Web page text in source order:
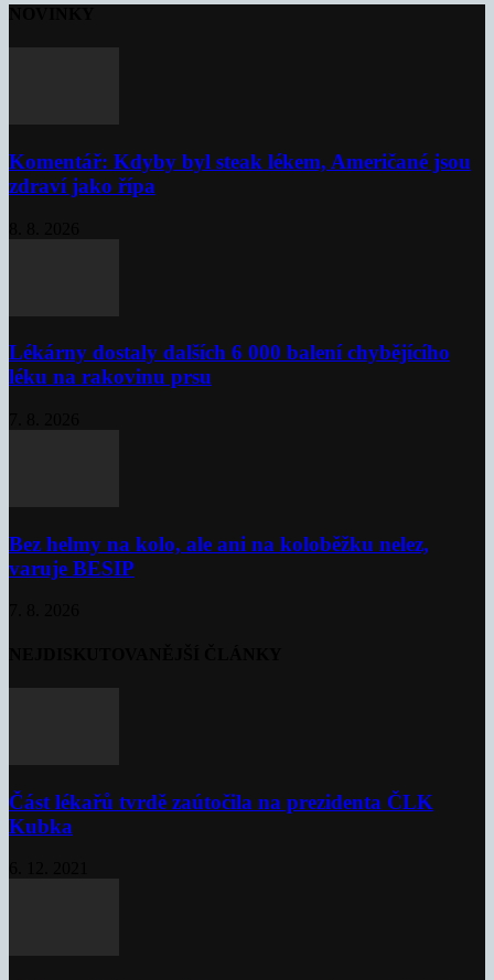
Komentář: Kdyby byl steak lékem, Američané jsou
zdraví jako řípa
Lékárny dostaly dalších 6 000 balení chybějícího
léku na rakovinu prsu
Bez helmy na kolo, ale ani na koloběžku nelez,
varuje BESIP
Část lékařů tvrdě zaútočila na prezidenta ČLK
Kubka